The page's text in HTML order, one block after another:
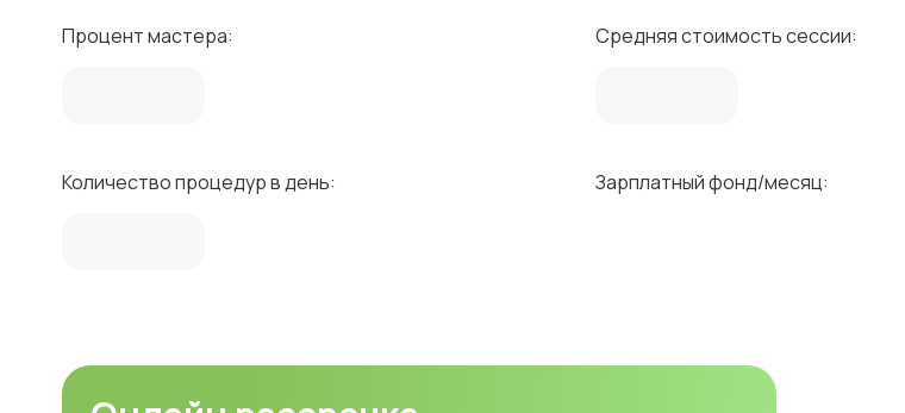
Процент мастера: Средняя стоимость сессии:
Количество процедур в день: Зарплатный фонд/месяц: